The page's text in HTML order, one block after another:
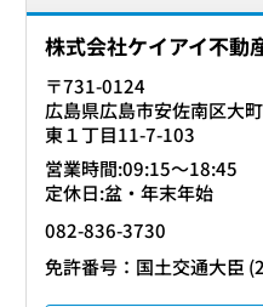
株式会社ケイアイ不動
〒731-0124
広島県広島市安佐南区大町
東１丁目11-7-103
営業時間:09:15〜18:45
定休日:盆・年末年始
082-836-3730
免許番号：国土交通大臣